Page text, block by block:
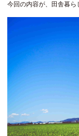
今回の内容が、田舎暮ら